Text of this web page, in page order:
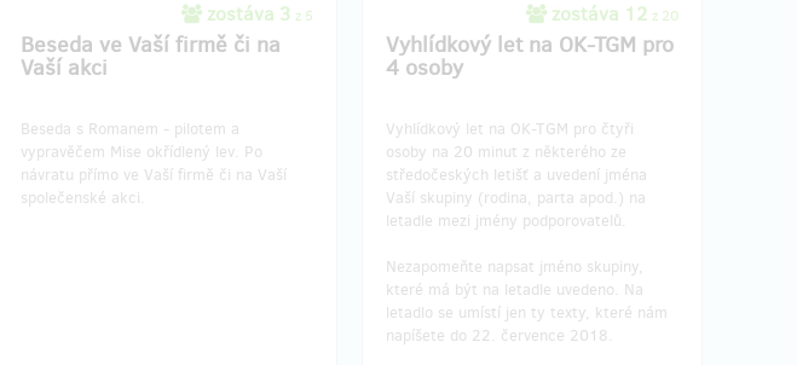
zostáva 3 z 5
Beseda ve Vaší firmě či na
Vaší akci
Beseda s Romanem - pilotem a
vypravěčem Mise okřídlený lev. Po
návratu přímo ve Vaší firmě či na Vaší
společenské akci.
zostáva 12 z 20
Vyhlídkový let na OK-TGM pro
4 osoby
Vyhlídkový let na OK-TGM pro čtyři
osoby na 20 minut z některého ze
středočeských letišť a uvedení jména
Vaší skupiny (rodina, parta apod.) na
letadle mezi jmény podporovatelů.
Nezapomeňte napsat jméno skupiny,
které má být na letadle uvedeno. Na
letadlo se umístí jen ty texty, které nám
napíšete do 22. července 2018.